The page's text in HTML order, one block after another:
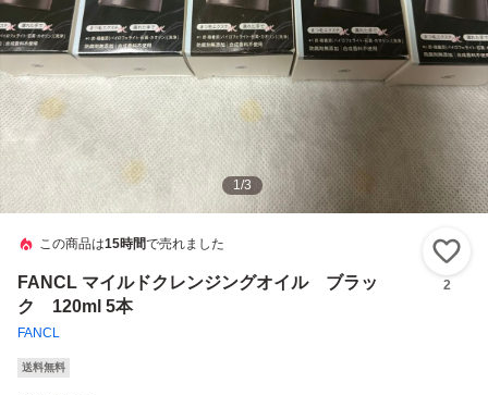
1/3
この商品は15時間で売れました
FANCL マイルドクレンジングオイル ブラッ
ク 120ml 5本
FANCL
2
送料無料